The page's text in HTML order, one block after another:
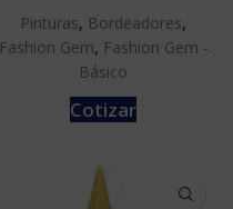
Pinturas, Bordeadores,
Fashion Gem, Fashion Gem -
Básico
Cotizar